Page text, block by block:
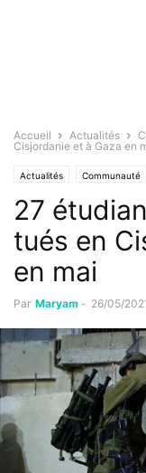
Accueil Actualités
Cisjordanie et à Gaza en
Actualités Communauté
27
tués en
en mai
Par Maryam - 26/05/